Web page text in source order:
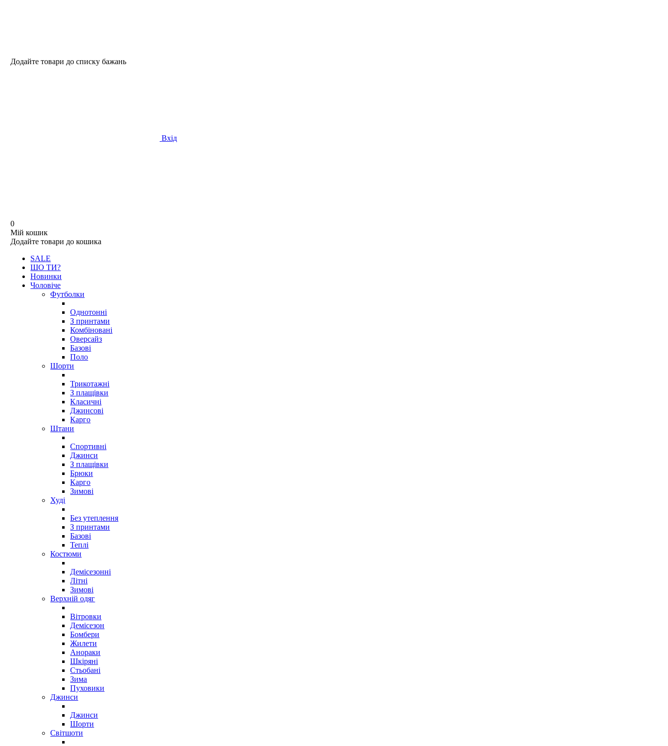
Додайте товари до списку бажань
Вхід
0
Мій кошик
Додайте товари до кошика
SALE
ШО ТИ?
Новинки
Чоловіче
Футболки
Однотонні
З принтами
Комбіновані
Оверсайз
Базові
Поло
Шорти
Трикотажні
З плащівки
Класичні
Джинсові
Карго
Штани
Спортивні
Джинси
З плащівки
Брюки
Карго
Зимові
Худі
Без утеплення
З принтами
Базові
Теплі
Костюми
Демісезонні
Літні
Зимові
Верхній одяг
Вітровки
Демісезон
Бомбери
Жилети
Анораки
Шкіряні
Стьобані
Зима
Пуховики
Джинси
Джинси
Шорти
Світшоти